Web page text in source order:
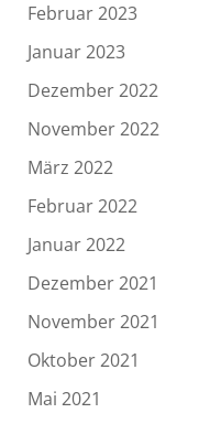
Februar 2023
Januar 2023
Dezember 2022
November 2022
März 2022
Februar 2022
Januar 2022
Dezember 2021
November 2021
Oktober 2021
Mai 2021